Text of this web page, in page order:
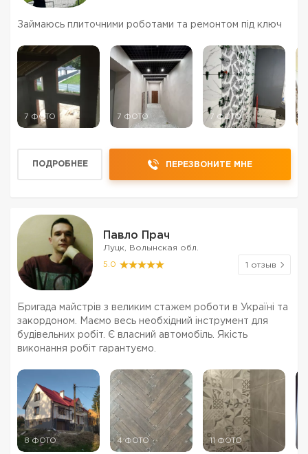
Займаюсь плиточними роботами та ремонтом під ключ
7 ФОТО 7 ФОТО 7 ФОТО
ПОДРОБНЕЕ ПЕРЕЗВОНИТЕ МНЕ
Павло Прач
Луцк, Волынская обл.
5.0 1 отзыв
Бригада майстрів з великим стажем роботи в Україні та
закордоном. Маємо весь необхідний інструмент для
будівельних робіт. Є власний автомобіль. Якість
виконання робіт гарантуємо.
8 ФОТО 4 ФОТО 11 ФОТО